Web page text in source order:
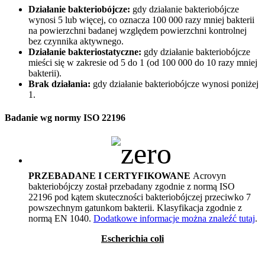
Działanie bakteriobójcze: gdy działanie bakteriobójcze
wynosi 5 lub więcej, co oznacza 100 000 razy mniej bakterii
na powierzchni badanej względem powierzchni kontrolnej
bez czynnika aktywnego.
Działanie bakteriostatyczne: gdy działanie bakteriobójcze
mieści się w zakresie od 5 do 1 (od 100 000 do 10 razy mniej
bakterii).
Brak działania: gdy działanie bakteriobójcze wynosi poniżej
1.
Badanie wg normy ISO 22196
PRZEBADANE I CERTYFIKOWANE Acrovyn
bakteriobójczy został przebadany zgodnie z normą ISO
22196 pod kątem skuteczności bakteriobójczej przeciwko 7
powszechnym gatunkom bakterii. Klasyfikacja zgodnie z
normą EN 1040. Dodatkowe informacje można znaleźć tutaj.
Escherichia coli